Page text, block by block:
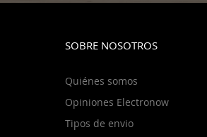
SOBRE NOSOTROS
Quiénes somos
Opiniones Electronow
Tipos de envio